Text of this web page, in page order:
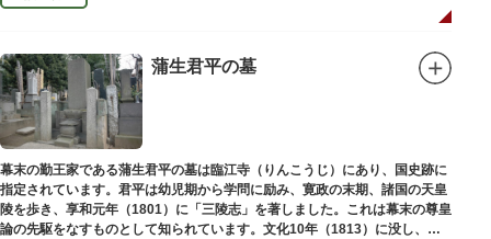
蒲生君平の墓
幕末の勤王家である蒲生君平の墓は臨江寺（りんこうじ）にあり、国史跡に
指定されています。君平は幼児期から学問に励み、寛政の末期、諸国の天皇
陵を歩き、享和元年（1801）に「三陵志」を著しました。これは幕末の尊皇
論の先駆をなすものとして知られています。文化10年（1813）に没し、高